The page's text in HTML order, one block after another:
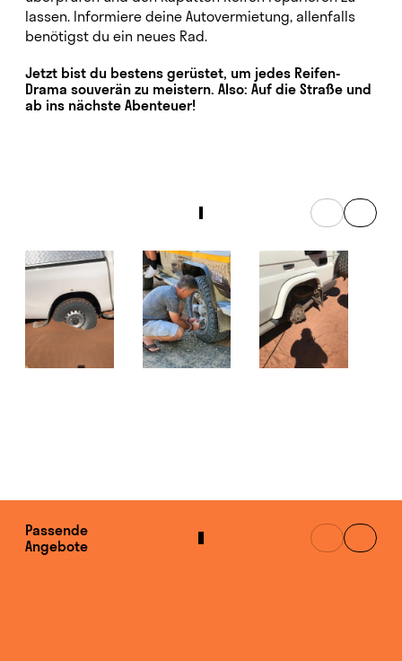
lassen. Informiere deine Autovermietung, allenfalls
benötigst du ein neues Rad.
Jetzt bist du bestens gerüstet, um jedes Reifen-
Drama souverän zu meistern. Also: Auf die Straße und
ab ins nächste Abenteuer!
Passende
Angebote